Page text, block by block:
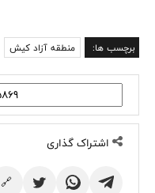
برچسب ها: منطقه آزاد کیش
اشتراک گذاری
🔗